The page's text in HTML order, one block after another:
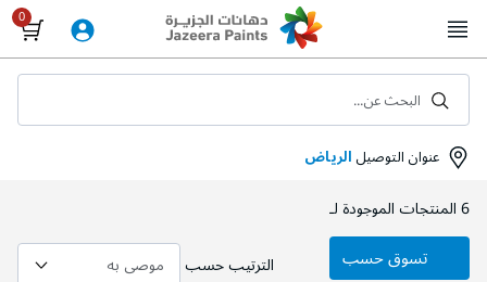
to
Content
عنوان التوصيلالرياض
البحث عن...
6المنتجات الموجودة لـ
الترتيب حسب
تسوق حسب